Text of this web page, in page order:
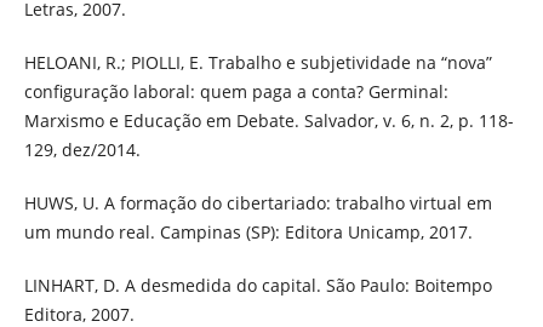
Letras, 2007.
HELOANI, R.; PIOLLI, E. Trabalho e subjetividade na “nova”
configuração laboral: quem paga a conta? Germinal:
Marxismo e Educação em Debate. Salvador, v. 6, n. 2, p. 118-
129, dez/2014.
HUWS, U. A formação do cibertariado: trabalho virtual em
um mundo real. Campinas (SP): Editora Unicamp, 2017.
LINHART, D. A desmedida do capital. São Paulo: Boitempo
Editora, 2007.